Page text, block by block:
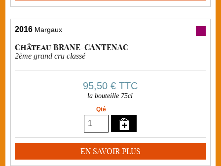
2016 Margaux
Château BRANE-CANTENAC
2ème grand cru classé
95,50 €TTC
la bouteille 75cl
Qté
EN SAVOIR PLUS